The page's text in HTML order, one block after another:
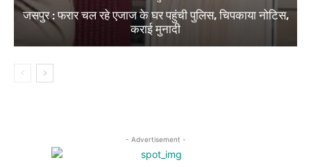
जसपुर : फरार चल रहे एजाज के घर पहुंची पुलिस, चिपकाया नोटिस,
कराई मुनादी
- Advertisement -